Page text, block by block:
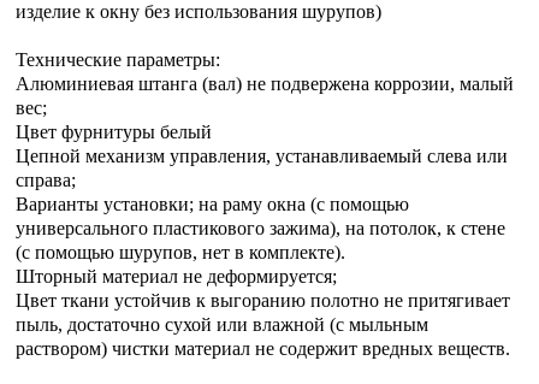
изделие к окну без использования шурупов)
Технические параметры:
Алюминиевая штанга (вал) не подвержена коррозии, малый
вес;
Цвет фурнитуры белый
Цепной механизм управления, устанавливаемый слева или
справа;
Варианты установки; на раму окна (с помощью
универсального пластикового зажима), на потолок, к стене
(с помощью шурупов, нет в комплекте).
Шторный материал не деформируется;
Цвет ткани устойчив к выгоранию полотно не притягивает
пыль, достаточно сухой или влажной (с мыльным
раствором) чистки материал не содержит вредных веществ.